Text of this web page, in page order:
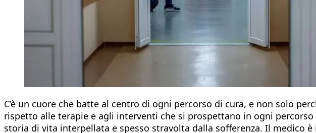
C’è un cuore che batte al centro di ogni percorso di cura, e non solo
rispetto alle terapie e agli interventi che si prospettano in ogni
storia di vita interpellata e spesso stravolta dalla sofferenza. Il medico